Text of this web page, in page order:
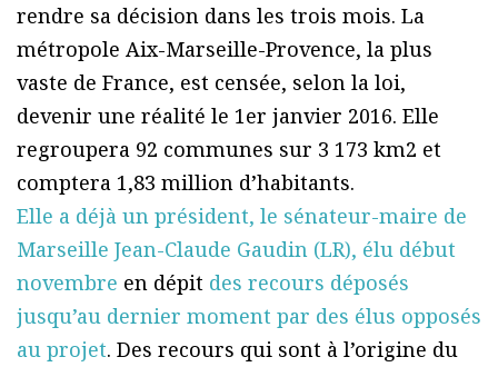
rendre sa décision dans les trois mois. La
métropole Aix-Marseille-Provence, la plus
vaste de France, est censée, selon la loi,
devenir une réalité le 1er janvier 2016. Elle
regroupera 92 communes sur 3 173 km2 et
comptera 1,83 million d’habitants.
Elle a déjà un président, le sénateur-maire de
Marseille Jean-Claude Gaudin (LR), élu début
novembre en dépit des recours déposés
jusqu’au dernier moment par des élus opposés
au projet. Des recours qui sont à l’origine du